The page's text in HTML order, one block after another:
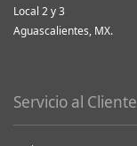
Local 2 y 3
Aguascalientes, MX.
Servicio al Cliente